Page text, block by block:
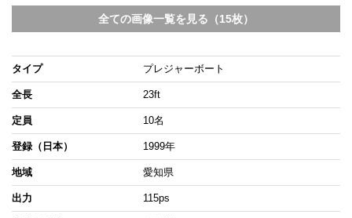
全ての画像一覧を見る（15枚）
タイプ プレジャーボート
全長 23ft
定員 10名
登録（日本） 1999年
地域 愛知県
出力 115ps